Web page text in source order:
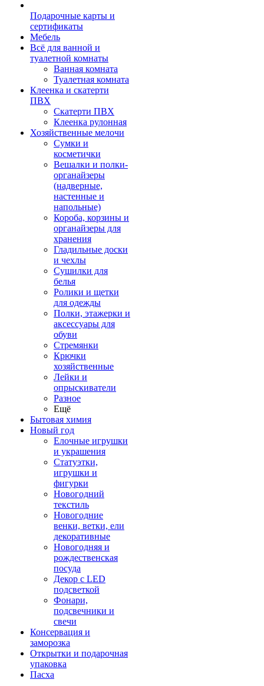
Подарочные карты и
сертификаты
Мебель
Всё для ванной и
туалетной комнаты
Ванная комната
Туалетная комната
Клеенка и скатерти
ПВХ
Скатерти ПВХ
Клеенка рулонная
Хозяйственные мелочи
Сумки и
косметички
Вешалки и полки-
органайзеры
(надверные,
настенные и
напольные)
Короба, корзины и
органайзеры для
хранения
Гладильные доски
и чехлы
Сушилки для
белья
Ролики и щетки
для одежды
Полки, этажерки и
аксессуары для
обуви
Стремянки
Крючки
хозяйственные
Лейки и
опрыскиватели
Разное
Ещё
Бытовая химия
Новый год
Елочные игрушки
и украшения
Статуэтки,
игрушки и
фигурки
Новогодний
текстиль
Новогодние
венки, ветки, ели
декоративные
Новогодняя и
рождественская
посуда
Декор с LED
подсветкой
Фонари,
подсвечники и
свечи
Консервация и
заморозка
Открытки и подарочная
упаковка
Пасха